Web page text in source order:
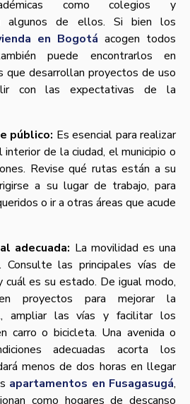
como colegios y
algunos de ellos. Si bien los
en Bogotá acogen todos
puede encontrarlos en
que desarrollan proyectos de uso
con las expectativas de la
público: Es esencial para realizar
de la ciudad, el municipio o
Revise qué rutas están a su
a su lugar de trabajo, para
o ir a otras áreas que acude
adecuada: La movilidad es una
Consulte las principales vías de
es su estado. De igual modo,
proyectos para mejorar la
ampliar las vías y facilitar los
carro o bicicleta. Una avenida o
adecuadas acorta los
menos de dos horas en llegar
apartamentos en Fusagasugá,
como hogares de descanso